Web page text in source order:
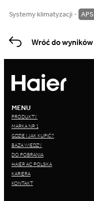
Systemy klimatyzacji - APS
Wróć do wyników
MENU
PRODUKTY
MARKA NR 1
GDZIE I JAK KUPIĆ?
BAZA WIEDZY
DO POBRANIA
HAIER AC POLSKA
KARIERA
KONTAKT